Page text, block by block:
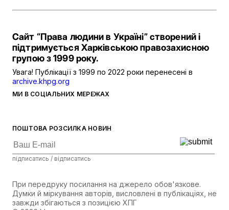
ПОШТОВА РОЗСИЛКА НОВИН
підписатись / відписатись
МИ В СОЦІАЛЬНИХ МЕРЕЖАХ
Сайт “Права людини в Україні” створений і
підтримується Харківською правозахисною
групою з 1999 року.
Увага! Публікації з 1999 по 2022 роки перенесені в
archive.khpg.org
При передруку посилання на джерело обов'язкове.
Думки й міркування авторів, висловлені в публікаціях, не
завжди збігаються з позицією ХПГ